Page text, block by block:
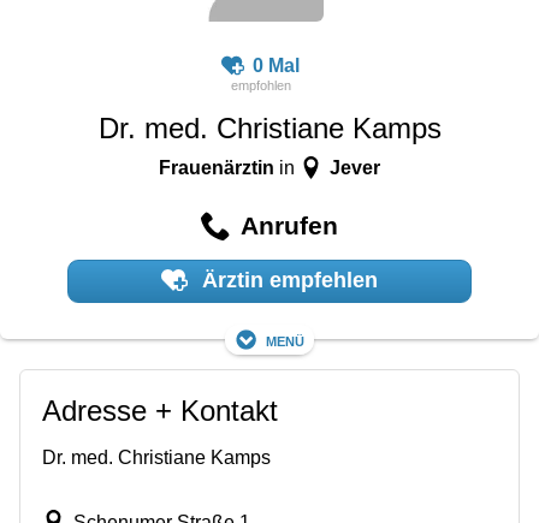
0 Mal
Dr. med. Christiane Kamps
Frauenärztin in Jever
Anrufen
Ärztin empfehlen
Menü
Adresse + Kontakt
Dr. med. Christiane Kamps